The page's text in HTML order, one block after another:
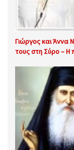
Γιώργος και Άννα
τους στη Σύρο – Η